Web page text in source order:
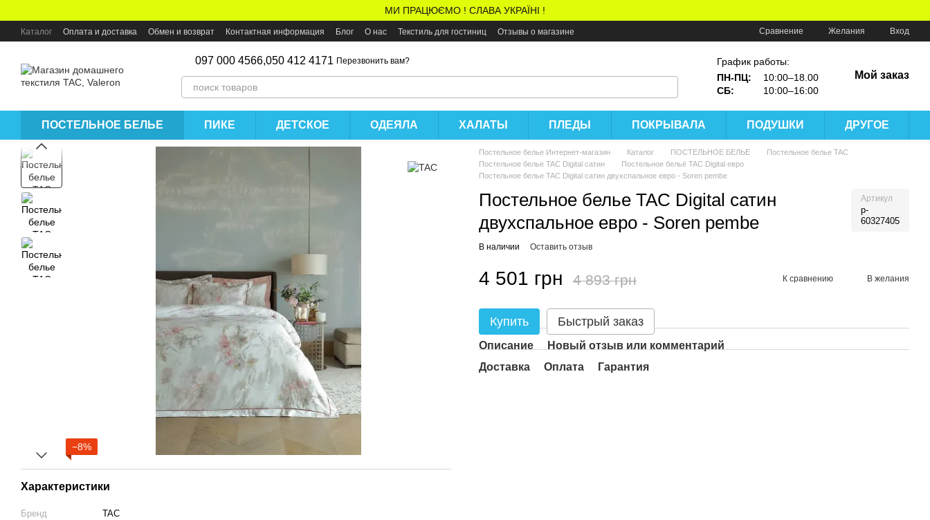
МИ ПРАЦЮЄМО ! СЛАВА УКРАЇНІ !
Каталог Оплата и доставка Обмен и возврат Контактная информация Блог О нас Текстиль для гостиниц Отзывы о магазине Сравнение Желания Вход
097 000 4566,050 412 4171 Перезвонить вам?
График работы:
ПН-ПЦ:
10:00–18.00
СБ:
10:00–16:00
Мой заказ
ПОСТЕЛЬНОЕ БЕЛЬЕ ПИКЕ ДЕТСКОЕ ОДЕЯЛА ХАЛАТЫ ПЛЕДЫ ПОКРЫВАЛА ПОДУШКИ ДРУГОЕ
−8%
Характеристики
Бренд
TAC
Постельное белье Интернет-магазин Каталог ПОСТЕЛЬНОЕ БЕЛЬЕ
Постельное белье TAC
Постельное белье TAC Digital сатин
Постельное бельё TAC Digital евро
Постельное белье TAC Digital сатин двухспальное евро - Soren pembe
Постельное белье TAC Digital сатин
двухспальное евро - Soren pembe
Артикул
p-
60327405
В наличии Оставить отзыв
4 501 грн 4 893 грн К сравнению В желания
Купить Быстрый заказ
Описание
Новый отзыв или комментарий
Доставка
Оплата Гарантия